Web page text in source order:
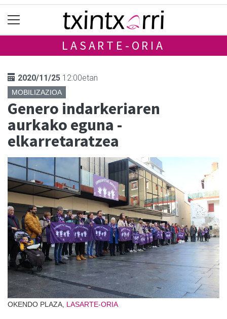
LASARTE-ORIA
2020/11/25 12:00etan
MOBILIZAZIOA
Genero indarkeriaren
aurkako eguna -
elkarretaratzea
OKENDO PLAZA, LASARTE-ORIA